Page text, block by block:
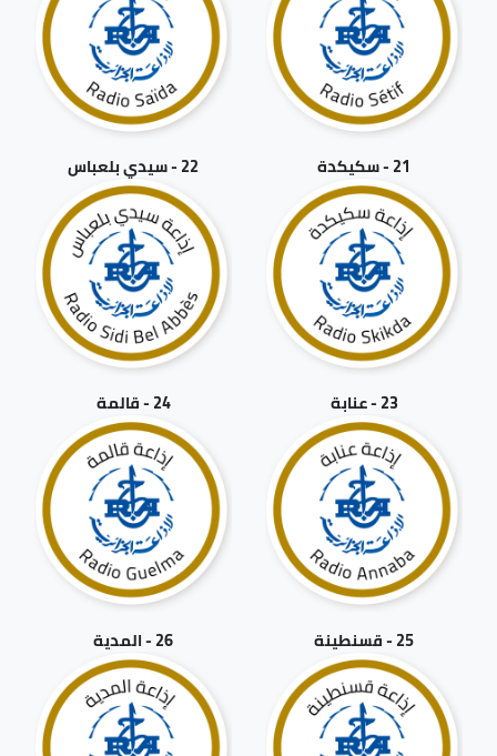
21 - سكيكدة 22 - سيدي بلعباس
23 - عنابة 24 - قالمة
25 - قسنطينة 26 - المدية